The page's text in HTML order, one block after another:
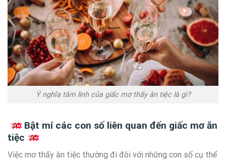
Ý nghĩa tâm linh của giấc mơ thấy ăn tiệc là gì?
Bật mí các con số liên quan đến giấc mơ ăn
tiệc
Việc mơ thấy ăn tiệc thường đi đôi với những con số cụ thể